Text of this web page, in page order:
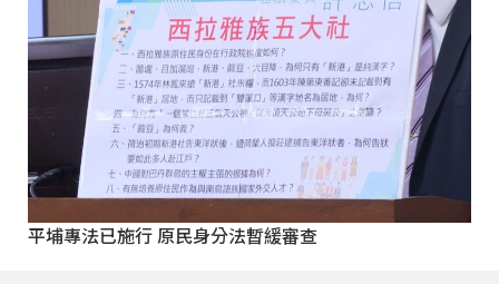
平埔專法已施行 原民身分法暫緩審查